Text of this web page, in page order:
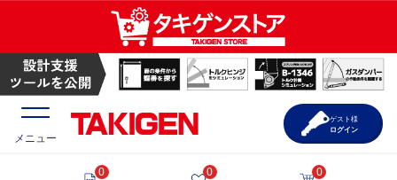
メニュー
0
0
0
ゲスト様
ログイン